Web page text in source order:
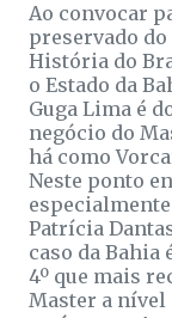
Ao convocar
preservado
História do
o Estado da
Guga Lima é
negócio do
há como
Neste ponto
Patrícia
caso da Bahia
4º que mais
Master a nível